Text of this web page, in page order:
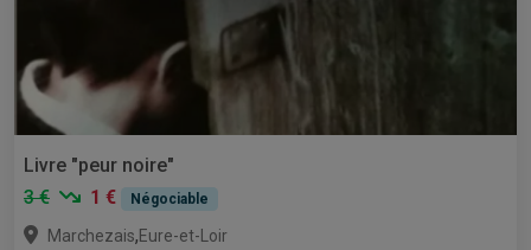
Livre "peur noire"
3 €
1 € Négociable
Marchezais,Eure-et-Loir